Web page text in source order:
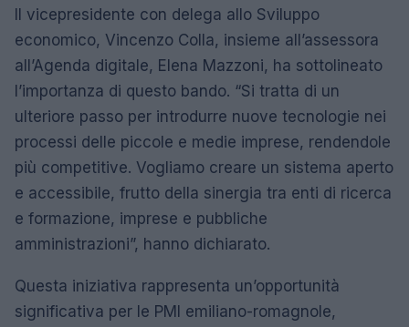
Il vicepresidente con delega allo Sviluppo
economico, Vincenzo Colla, insieme all’assessora
all’Agenda digitale, Elena Mazzoni, ha sottolineato
l’importanza di questo bando. “Si tratta di un
ulteriore passo per introdurre nuove tecnologie nei
processi delle piccole e medie imprese, rendendole
più competitive. Vogliamo creare un sistema aperto
e accessibile, frutto della sinergia tra enti di ricerca
e formazione, imprese e pubbliche
amministrazioni”, hanno dichiarato.
Questa iniziativa rappresenta un’opportunità
significativa per le PMI emiliano-romagnole,